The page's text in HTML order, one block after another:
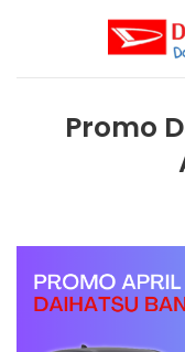
Promo